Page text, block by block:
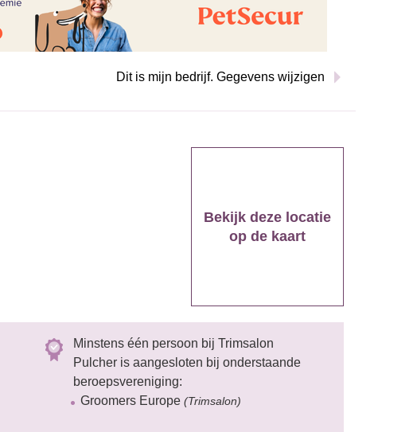
Dit is mijn bedrijf. Gegevens wijzigen
Bekijk deze locatie
op de kaart
Minstens één persoon bij Trimsalon
Pulcher is aangesloten bij onderstaande
beroepsvereniging:
Groomers Europe (Trimsalon)